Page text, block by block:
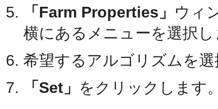
「Farm Properties」 ウィ
横にあるメニューを選択
希望するアルゴリズムを
「Set」 をクリックします